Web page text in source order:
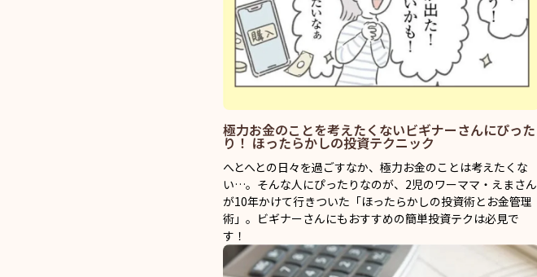
極力お金のことを考えたくないビギナーさんにぴった
り！ ほったらかしの投資テクニック
へとへとの日々を過ごすなか、極力お金のことは考えたくな
い…。そんな人にぴったりなのが、2児のワーママ・えまさん
が10年かけて行きついた「ほったらかしの投資術とお金管理
術」。ビギナーさんにもおすすめの簡単投資テクは必見で
す！